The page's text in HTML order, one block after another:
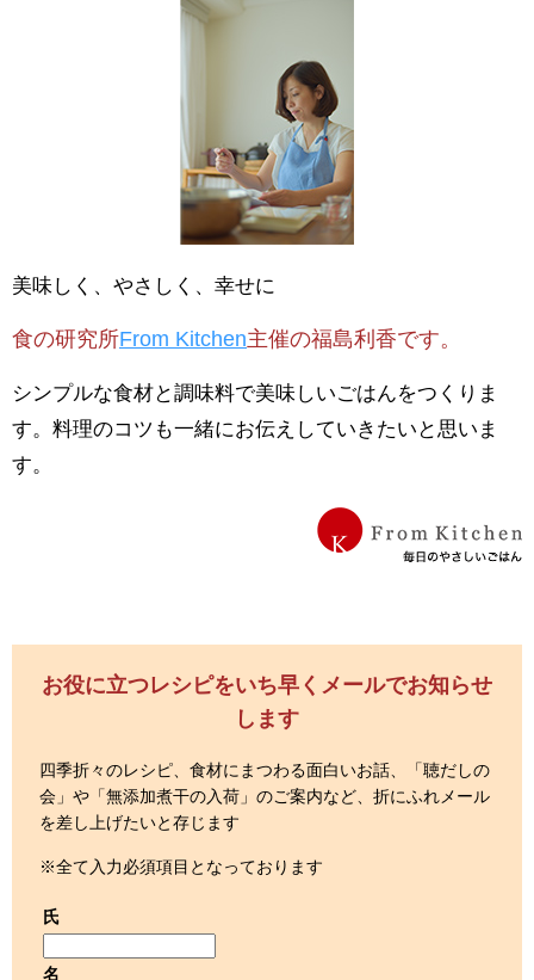
美味しく、やさしく、幸せに
食の研究所From Kitchen主催の福島利香です。
シンプルな食材と調味料で美味しいごはんをつくりま
す。料理のコツも一緒にお伝えしていきたいと思いま
す。
お役に立つレシピをいち早くメールでお知らせ
します
四季折々のレシピ、食材にまつわる面白いお話、「聴だしの
会」や「無添加煮干の入荷」のご案内など、折にふれメール
を差し上げたいと存じます
※全て入力必須項目となっております
氏
名